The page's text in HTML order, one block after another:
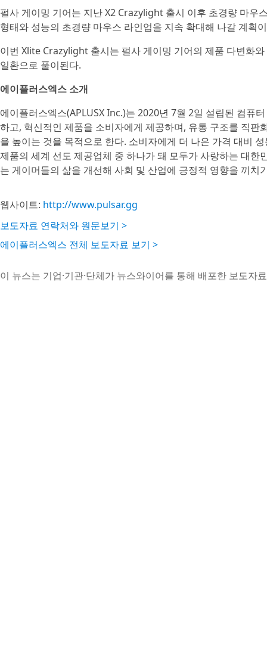
펄사 게이밍 기어는 지난 X2 Crazylight 출시 이후 초경량 마우
형태와 성능의 초경량 마우스 라인업을 지속 확대해 나갈 계획
이번 Xlite Crazylight 출시는 펄사 게이밍 기어의 제품 다변화
일환으로 풀이된다.
에이플러스엑스 소개
에이플러스엑스(APLUSX Inc.)는 2020년 7월 2일 설립된 컴퓨
하고, 혁신적인 제품을 소비자에게 제공하며, 유통 구조를 직
을 높이는 것을 목적으로 한다. 소비자에게 더 나은 가격 대비
제품의 세계 선도 제공업체 중 하나가 돼 모두가 사랑하는 대
는 게이머들의 삶을 개선해 사회 및 산업에 긍정적 영향을 끼치
웹사이트: http://www.pulsar.gg
보도자료 연락처와 원문보기 >
에이플러스엑스 전체 보도자료 보기 >
이 뉴스는 기업·기관·단체가 뉴스와이어를 통해 배포한 보도자